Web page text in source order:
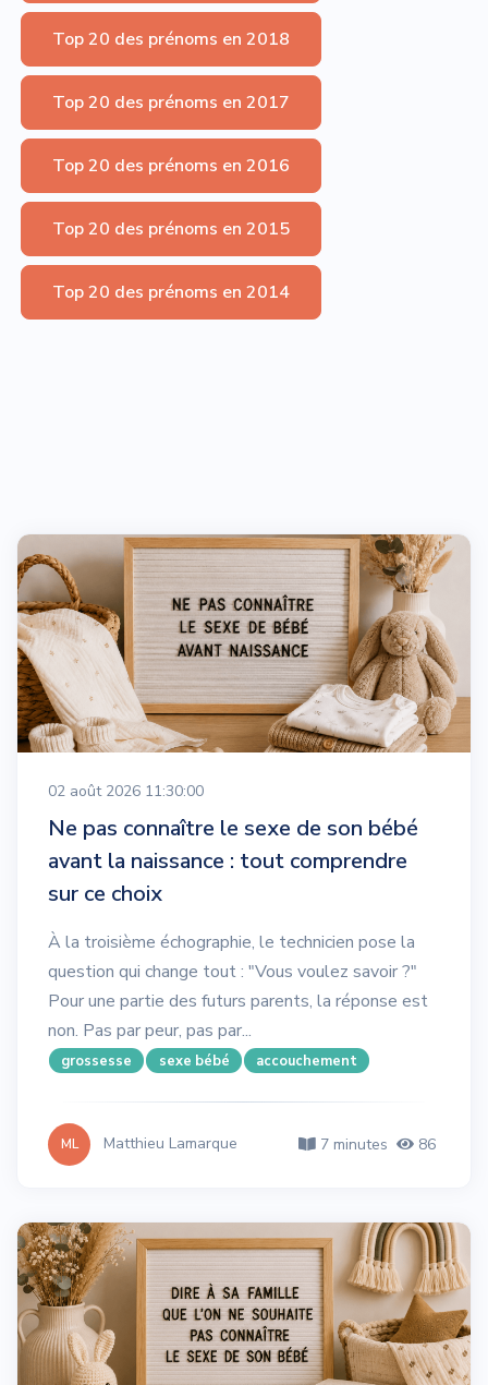
Top 20 des prénoms en 2018
Top 20 des prénoms en 2017
Top 20 des prénoms en 2016
Top 20 des prénoms en 2015
Top 20 des prénoms en 2014
02 août 2026 11:30:00
Ne pas connaître le sexe de son bébé
avant la naissance : tout comprendre
sur ce choix
À la troisième échographie, le technicien pose la
question qui change tout : "Vous voulez savoir ?"
Pour une partie des futurs parents, la réponse est
non. Pas par peur, pas par...
grossesse sexe bébé accouchement
ML Matthieu Lamarque 7 minutes 86